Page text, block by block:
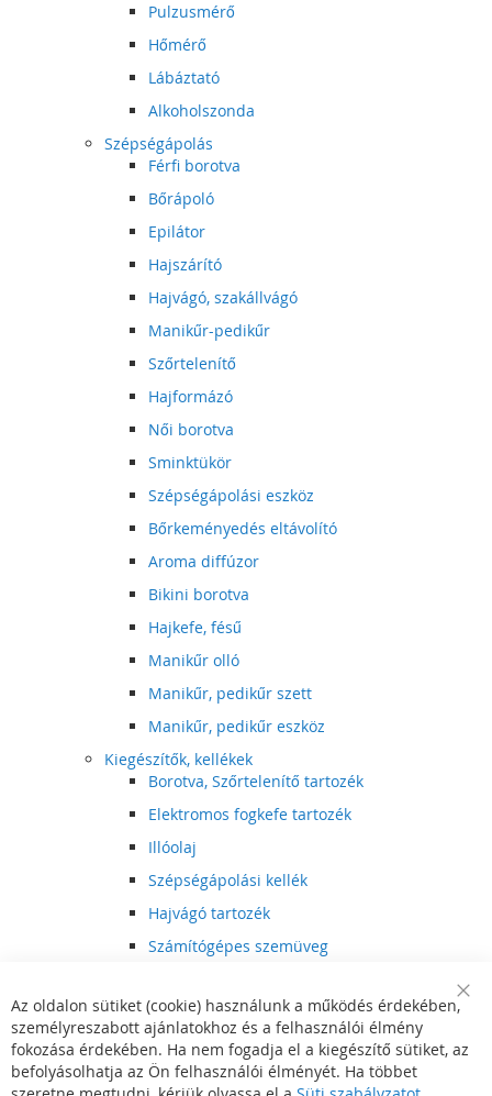
Pulzusmérő
Hőmérő
Lábáztató
Alkoholszonda
Szépségápolás
Férfi borotva
Bőrápoló
Epilátor
Hajszárító
Hajvágó, szakállvágó
Manikűr-pedikűr
Szőrtelenítő
Hajformázó
Női borotva
Sminktükör
Szépségápolási eszköz
Bőrkeményedés eltávolító
Aroma diffúzor
Bikini borotva
Hajkefe, fésű
Manikűr olló
Manikűr, pedikűr szett
Manikűr, pedikűr eszköz
Kiegészítők, kellékek
Borotva, Szőrtelenítő tartozék
Elektromos fogkefe tartozék
Illóolaj
Szépségápolási kellék
Hajvágó tartozék
Számítógépes szemüveg
Hajvágó kiegészítő
Szórakoztató elektronika
Multimédia
DVD, BluRay lejátszó
Bar
Az oldalon sütiket (cookie) használunk a működés érdekében,
személyreszabott ajánlatokhoz és a felhasználói élmény
fokozása érdekében. Ha nem fogadja el a kiegészítő sütiket, az
befolyásolhatja az Ön felhasználói élményét. Ha többet